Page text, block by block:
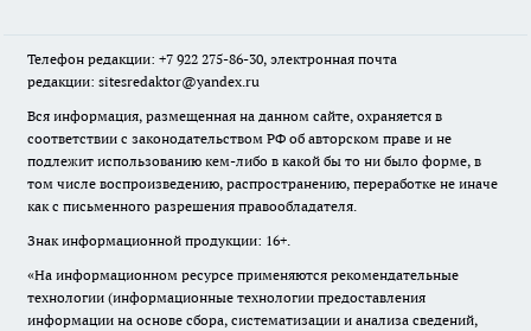
Телефон редакции: +7 922 275-86-30, электронная почта
редакции: sitesredaktor@yandex.ru
Вся информация, размещенная на данном сайте, охраняется в
соответствии с законодательством РФ об авторском праве и не
подлежит использованию кем-либо в какой бы то ни было форме, в
том числе воспроизведению, распространению, переработке не иначе
как с письменного разрешения правообладателя.
Знак информационной продукции: 16+.
«На информационном ресурсе применяются рекомендательные
технологии (информационные технологии предоставления
информации на основе сбора, систематизации и анализа сведений,